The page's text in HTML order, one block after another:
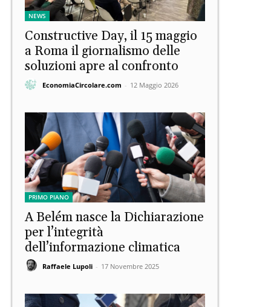
NEWS
Constructive Day, il 15 maggio
a Roma il giornalismo delle
soluzioni apre al confronto
EconomiaCircolare.com - 12 Maggio 2026
PRIMO PIANO
A Belém nasce la Dichiarazione
per l’integrità
dell’informazione climatica
Raffaele Lupoli - 17 Novembre 2025